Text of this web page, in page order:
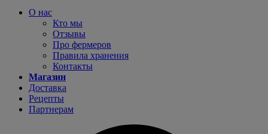
О нас
Кто мы
Отзывы
Про фермеров
Правила хранения
Контакты
Магазин
Доставка
Рецепты
Партнерам